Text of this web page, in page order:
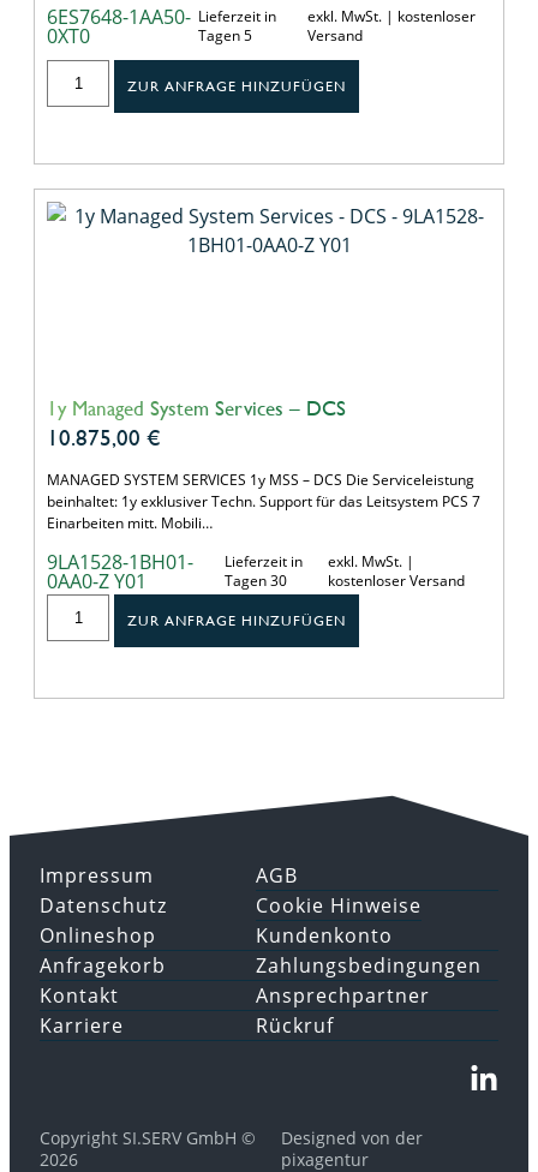
6ES7648-1AA50-
0XT0
Lieferzeit in
Tagen 5
exkl. MwSt. | kostenloser
Versand
ZUR ANFRAGE HINZUFÜGEN
1y Managed System Services – DCS
10.875,00 €
MANAGED SYSTEM SERVICES 1y MSS – DCS Die Serviceleistung
beinhaltet: 1y exklusiver Techn. Support für das Leitsystem PCS 7
Einarbeiten mitt. Mobili…
9LA1528-1BH01-
0AA0-Z Y01
Lieferzeit in
Tagen 30
exkl. MwSt. |
kostenloser Versand
ZUR ANFRAGE HINZUFÜGEN
Impressum
Datenschutz
AGB
Cookie Hinweise
Onlineshop
Anfragekorb
Kundenkonto
Zahlungsbedingungen
Kontakt
Karriere
Ansprechpartner
Rückruf
Copyright SI.SERV GmbH ©
2026
Designed von der
pixagentur